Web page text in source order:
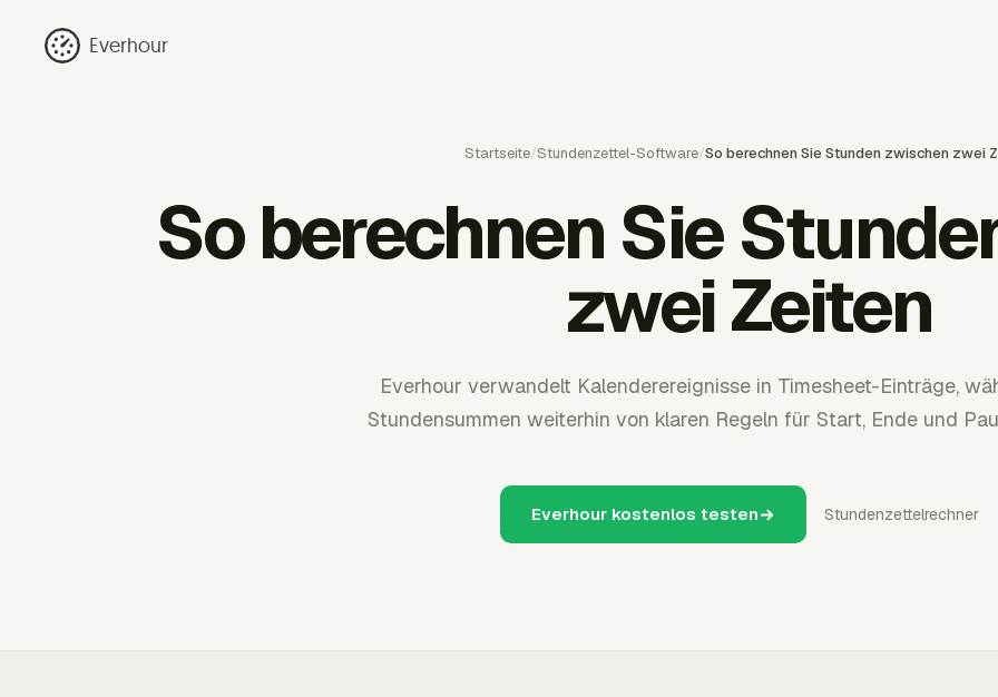
Everhour
Startseite/Stundenzettel-Software/So berechnen Sie Stunden zwischen zwei
So berechnen Sie
zwei Zeiten
Everhour verwandelt Kalenderereignisse in Timesheet-Einträge,
Stundensummen weiterhin von klaren Regeln für Start, Ende und
Everhour kostenlos testen Stundenzettelrechner